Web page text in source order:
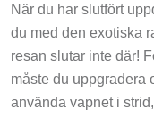
När du har slutfört
du med den exotiska
resan slutar inte där!
måste du uppgradera
använda vapnet i